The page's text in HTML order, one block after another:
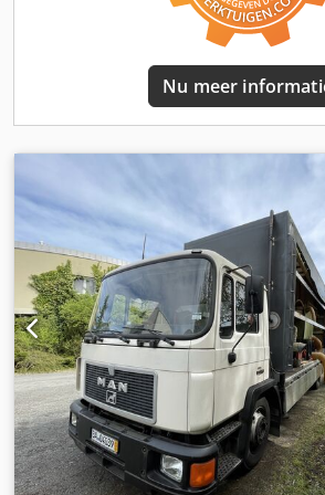
8 en 14% Korrelgrootte tussen 1 en 12
gegevens: - Totaal vermogen: ca. 22,0
zuiger: 2.000 - 2.500 kg/cm² - Verticale
1,5 kW - Smeerolievolume: 50 liter -
verdichtingsschroef: 0,75 kW -
Uitrusting: 1 elektrische
briketpers Zware staalconstructie
brugbreker (aandrijving gezamenlijk
Elektromechanische niveaumelder 1
briketten L=4,0 m Briketten geleiding
Compleet met steunen
Nu meer